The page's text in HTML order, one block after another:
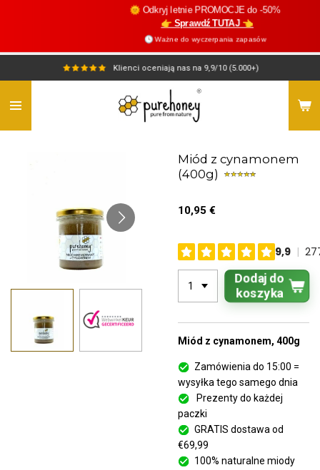
🌞 Odkryj letnie PROMOCJE do -50%
👉 Sprawdź TUTAJ 👈
🕓 Ważne do wyczerpania zapasów
Klienci oceniają nas na 9,9/10 (5.000+)
Miód z cynamonem
(400g)
10,95 €
Dodaj do
koszyka
Miód z cynamonem, 400g
Zamówienia do 15:00 =
wysyłka tego samego dnia
Prezenty do każdej
paczki
GRATIS dostawa od
€69,99
100% naturalne miody